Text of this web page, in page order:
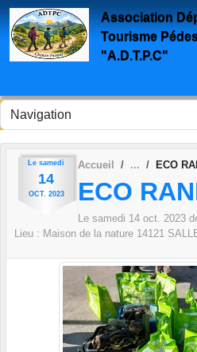
Association
Tourisme
"A.D.T.P.C"
Le samedi
14
OCT. 2023
Accueil ECO
ECO
Le samedi 14 oct. 2023
Lieu : Maison de la nature 14121
Panneau de gestion des cookies